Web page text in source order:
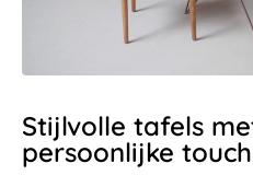
Stijlvolle tafels
persoonlijke touch